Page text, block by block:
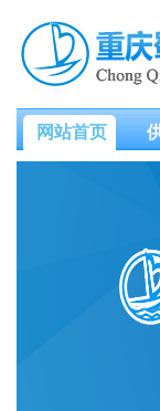
网站首页